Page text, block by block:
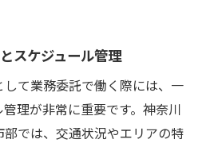
スケジュール管理
て業務委託で働く際には、一
理が非常に重要です。神奈川
では、交通状況やエリアの特